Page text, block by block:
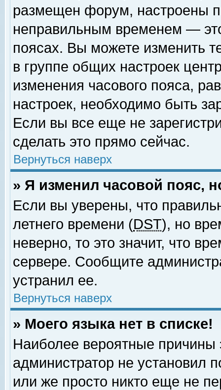
размещен форум, настроены
неправильным временем —
поясах. Вы можете изменить
в группе общих настроек
изменения часового пояса,
настроек, необходимо быть
Если вы все еще не
сделать это прямо сейчас.
Вернуться наверх
» Я изменил часовой пояс,
Если вы уверены, что
летнего времени (DST), но
неверно, то это значит, что
сервере. Сообщите
устранил ее.
Вернуться наверх
» Моего языка нет в списке!
Наиболее вероятные причины
администратор не установил
или же просто никто еще не